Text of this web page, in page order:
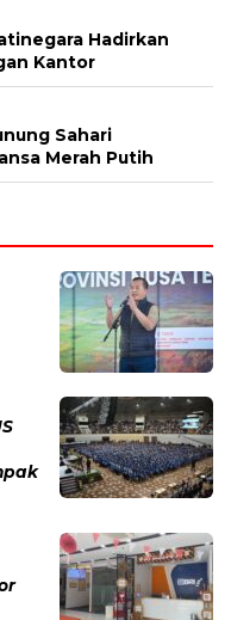
Hadirkan
Kantor
Sahari
Merah Putih